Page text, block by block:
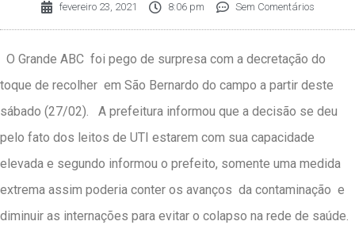
fevereiro 23, 2021 8:06 pm Sem Comentários
O Grande ABC foi pego de surpresa com a decretação do
toque de recolher em São Bernardo do campo a partir deste
sábado (27/02). A prefeitura informou que a decisão se deu
pelo fato dos leitos de UTI estarem com sua capacidade
elevada e segundo informou o prefeito, somente uma medida
extrema assim poderia conter os avanços da contaminação e
diminuir as internações para evitar o colapso na rede de saúde.